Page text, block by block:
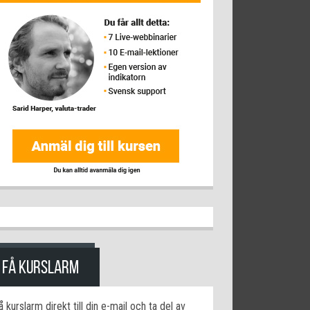
FÅ KURSLARM
kurslarm direkt till din e-mail och ta del av